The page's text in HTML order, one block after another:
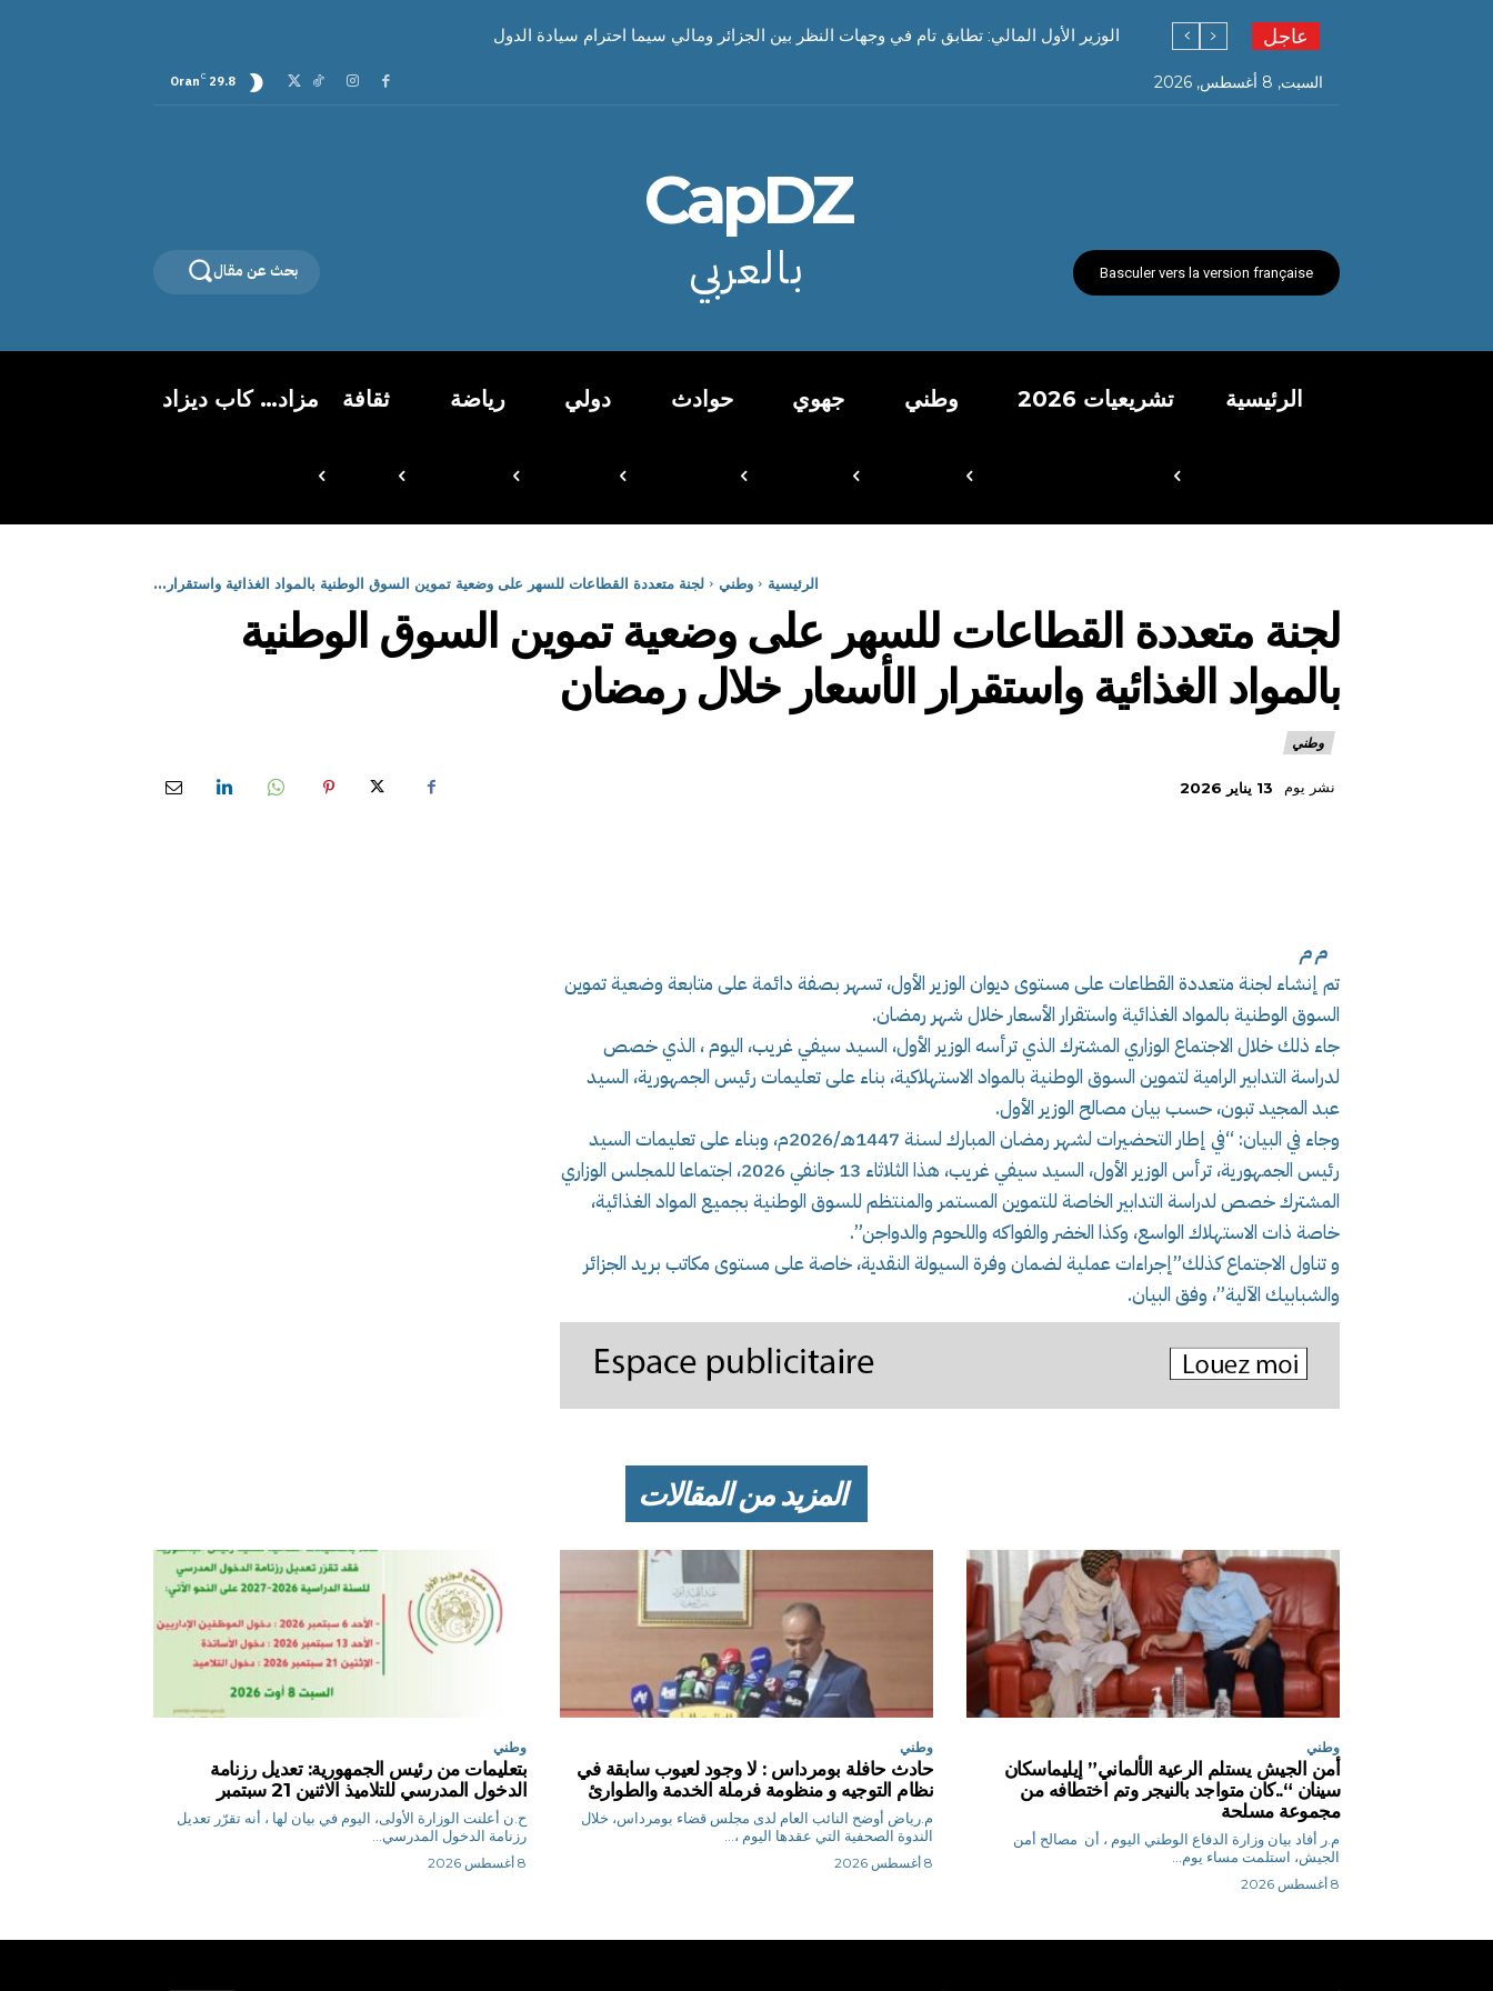
عاجل الوزير الأول المالي: تطابق تام في وجهات النظر بين الجزائر ومالي سيما احترام سيادة الدول
السبت, 8 أغسطس, 2026 29.8
C
Oran
Basculer vers la version française
CapDZ
بالعربي بحث عن مقال
الرئيسية تشريعيات 2026 وطني جهوي حوادث دولي رياضة ثقافة مزاد… كاب ديزاد
الرئيسية وطني لجنة متعددة القطاعات للسهر على وضعية تموين السوق الوطنية بالمواد الغذائية واستقرار...
لجنة متعددة القطاعات للسهر على وضعية تموين السوق الوطنية
بالمواد الغذائية واستقرار الأسعار خلال رمضان
وطني
نشر يوم 13 يناير 2026
م م
تم إنشاء لجنة متعددة القطاعات على مستوى ديوان الوزير الأول، تسهر بصفة دائمة على متابعة وضعية تموين
السوق الوطنية بالمواد الغذائية واستقرار الأسعار خلال شهر رمضان.
جاء ذلك خلال الاجتماع الوزاري المشترك الذي ترأسه الوزير الأول، السيد سيفي غريب، اليوم ، الذي خصص
لدراسة التدابير الرامية لتموين السوق الوطنية بالمواد الاستهلاكية، بناء على تعليمات رئيس الجمهورية، السيد
عبد المجيد تبون، حسب بيان مصالح الوزير الأول.
وجاء في البيان: “في إطار التحضيرات لشهر رمضان المبارك لسنة 1447هـ/2026م، وبناء على تعليمات السيد
رئيس الجمهورية، ترأس الوزير الأول، السيد سيفي غريب، هذا الثلاثاء 13 جانفي 2026، اجتماعا للمجلس الوزاري
المشترك خصص لدراسة التدابير الخاصة للتموين المستمر والمنتظم للسوق الوطنية بجميع المواد الغذائية،
خاصة ذات الاستهلاك الواسع، وكذا الخضر والفواكه واللحوم والدواجن”.
و تناول الاجتماع كذلك”إجراءات عملية لضمان وفرة السيولة النقدية، خاصة على مستوى مكاتب بريد الجزائر
والشبابيك الآلية”، وفق البيان.
المزيد من المقالات
وطني
أمن الجيش يستلم الرعية الألماني” إيليماسكان
سينان “..كان متواجد بالنيجر وتم اختطافه من
مجموعة مسلحة
م.ر أفاد بيان وزارة الدفاع الوطني اليوم ، أن مصالح أمن
الجيش، استلمت مساء يوم...
8 أغسطس 2026
وطني
حادث حافلة بومرداس : لا وجود لعيوب سابقة في
نظام التوجيه و منظومة فرملة الخدمة والطوارئ
م.رياض أوضح النائب العام لدى مجلس قضاء بومرداس، خلال
الندوة الصحفية التي عقدها اليوم ،...
8 أغسطس 2026
وطني
بتعليمات من رئيس الجمهورية: تعديل رزنامة
الدخول المدرسي للتلاميذ الاثنين 21 سبتمبر
ح.ن أعلنت الوزارة الأولى، اليوم في بيان لها ، أنه تقرّر تعديل
رزنامة الدخول المدرسي...
8 أغسطس 2026